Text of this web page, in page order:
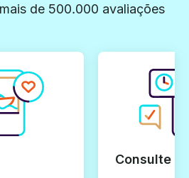
de 500.000 avaliações
Consulte e